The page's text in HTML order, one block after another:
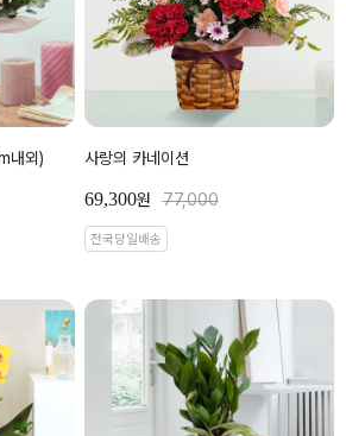
내외) 사랑의 카네이션
69,300원 77,000
전국당일배송